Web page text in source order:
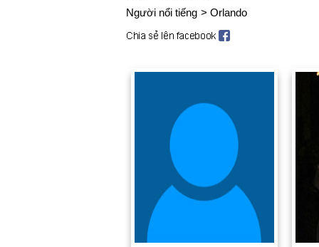
Người nổi tiếng > Orlando